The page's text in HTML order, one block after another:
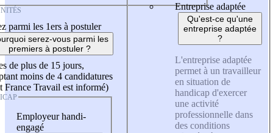
parmi les 1ers à postuler
serez-vous parmi les
premiers à postuler ?
de plus de 15 jours,
moins de 4 candidatures
France Travail est informé)
Employeur handi-
engagé
Entreprise adaptée
Qu'est-ce qu'une
entreprise adaptée
?
L'entreprise adaptée
permet à un travailleur
en situation de
handicap d'exercer
une activité
professionnelle dans
des conditions